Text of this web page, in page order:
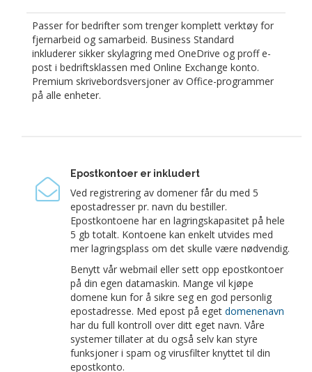
Passer for bedrifter som trenger komplett verktøy for
fjernarbeid og samarbeid. Business Standard
inkluderer sikker skylagring med OneDrive og proff e-
post i bedriftsklassen med Online Exchange konto.
Premium skrivebordsversjoner av Office-programmer
på alle enheter.
Epostkontoer er inkludert
Ved registrering av domener får du med 5
epostadresser pr. navn du bestiller.
Epostkontoene har en lagringskapasitet på hele
5 gb totalt. Kontoene kan enkelt utvides med
mer lagringsplass om det skulle være nødvendig.
Benytt vår webmail eller sett opp epostkontoer
på din egen datamaskin. Mange vil kjøpe
domene kun for å sikre seg en god personlig
epostadresse. Med epost på eget domenenavn
har du full kontroll over ditt eget navn. Våre
systemer tillater at du også selv kan styre
funksjoner i spam og virusfilter knyttet til din
epostkonto.